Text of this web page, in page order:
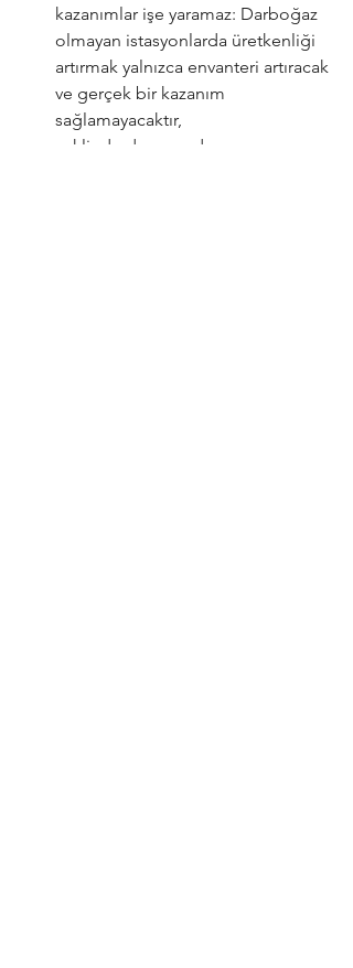
kazanımlar işe yaramaz: Darboğaz
olmayan istasyonlarda üretkenliği
artırmak yalnızca envanteri artıracak
ve gerçek bir kazanım
sağlamayacaktır,
şeklinde devam eder...